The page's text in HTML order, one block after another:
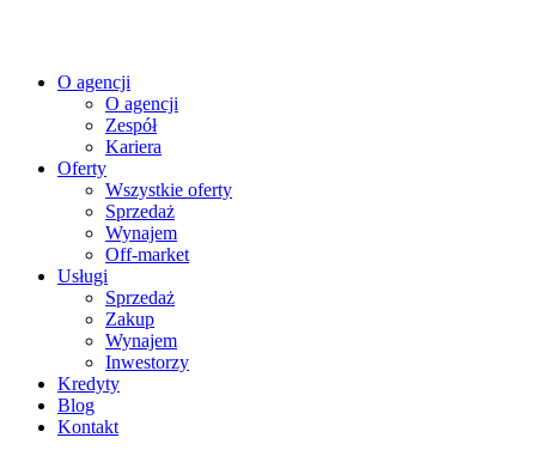
O agencji
O agencji
Zespół
Kariera
Oferty
Wszystkie oferty
Sprzedaż
Wynajem
Off-market
Usługi
Sprzedaż
Zakup
Wynajem
Inwestorzy
Kredyty
Blog
Kontakt